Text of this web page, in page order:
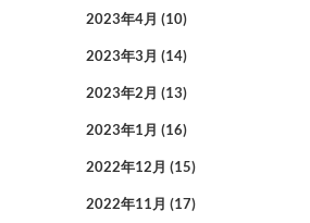
2023年4月 (10)
2023年3月 (14)
2023年2月 (13)
2023年1月 (16)
2022年12月 (15)
2022年11月 (17)